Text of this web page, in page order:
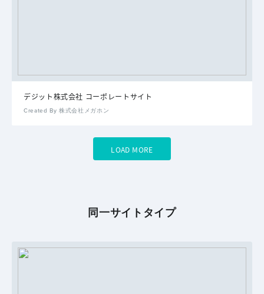
デジット株式会社 コーポレートサイト
Created By 株式会社メガホン
LOAD MORE
同一サイトタイプ